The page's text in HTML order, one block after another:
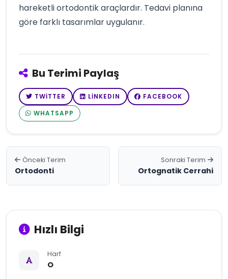
hareketli ortodontik araçlardır. Tedavi planına
göre farklı tasarımlar uygulanır.
Bu Terimi Paylaş
TWITTER LINKEDIN
FACEBOOK
WHATSAPP
Önceki Terim
Ortodonti
Sonraki Terim
Ortognatik Cerrahi
Hızlı Bilgi
Harf
O